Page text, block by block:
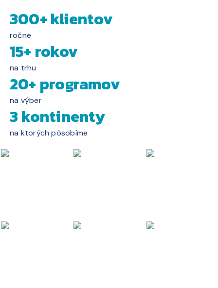
300+ klientov
ročne
15+ rokov
na trhu
20+ programov
na výber
3 kontinenty
na ktorých pôsobíme